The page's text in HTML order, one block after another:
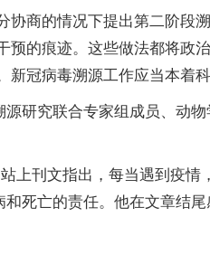
商的情况下提出第二阶段
的痕迹。这些做法都将政
冠病毒溯源工作应当本着
研究联合专家组成员、动
上刊文指出，每当遇到疫
死亡的责任。他在文章结